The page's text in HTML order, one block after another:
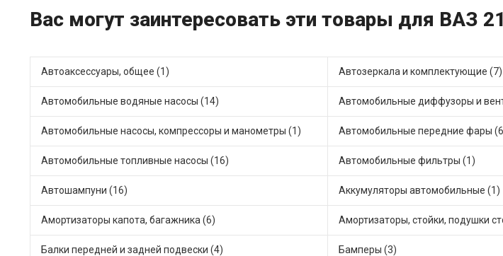
Вас могут заинтересовать эти товары для ВАЗ
Автоаксессуары, общее (1) Автозеркала и комплектующие (7)
Автомобильные водяные насосы (14) Автомобильные диффузоры и
Автомобильные насосы, компрессоры и манометры (1) Автомобильные передние фары
Автомобильные топливные насосы (16) Автомобильные фильтры (1)
Автошампуни (16) Аккумуляторы автомобильные (1)
Амортизаторы капота, багажника (6) Амортизаторы, стойки, подушки
Балки передней и задней подвески (4) Бамперы (3)